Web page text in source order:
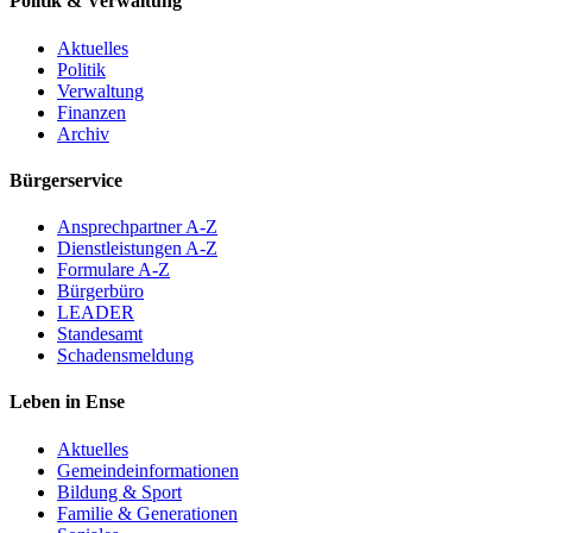
Aktuelles
Politik
Verwaltung
Finanzen
Archiv
Bürgerservice
Ansprechpartner A-Z
Dienstleistungen A-Z
Formulare A-Z
Bürgerbüro
LEADER
Standesamt
Schadensmeldung
Leben in Ense
Aktuelles
Gemeinde­informationen
Bildung & Sport
Familie & Generationen